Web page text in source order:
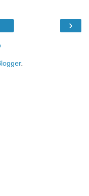
›
.